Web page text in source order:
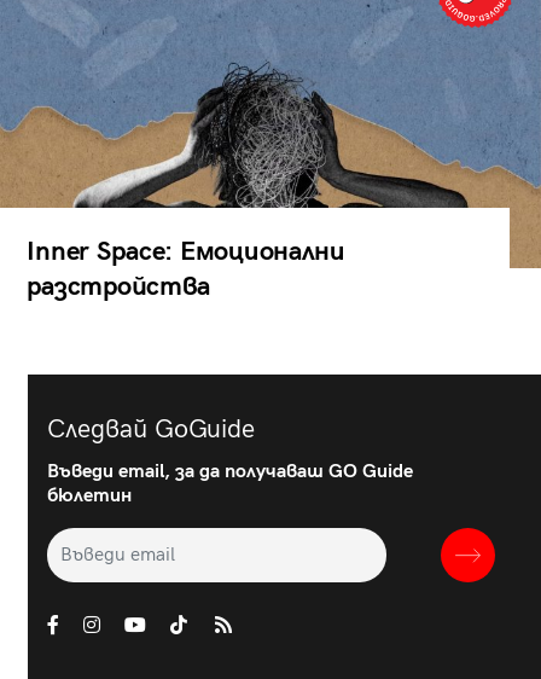
Inner Space: Емоционални
разстройства
Следвай GoGuide
Въведи email, за да получаваш GO Guide
бюлетин